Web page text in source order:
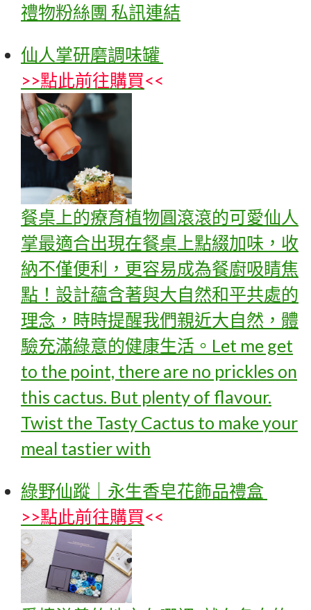
禮物粉絲團 私訊連結
仙人掌研磨調味罐
>>點此前往購買<<
餐桌上的療育植物圓滾滾的可愛仙人
掌最適合出現在餐桌上點綴加味，收
納不僅便利，更容易成為餐廚吸睛焦
點！設計蘊含著與大自然和平共處的
理念，時時提醒我們親近大自然，體
驗充滿綠意的健康生活。Let me get
to the point, there are no prickles on
this cactus. But plenty of flavour.
Twist the Tasty Cactus to make your
meal tastier with
綠野仙蹤｜永生香皂花飾品禮盒
>>點此前往購買<<